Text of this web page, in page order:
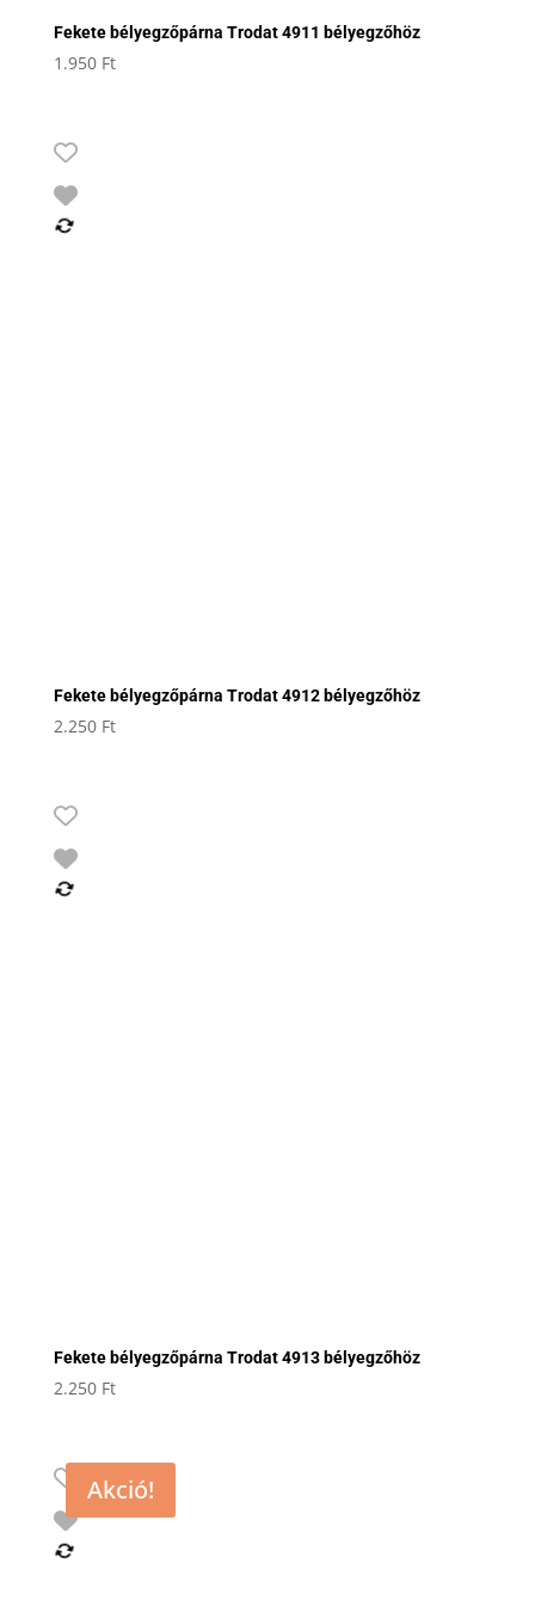
Fekete bélyegzőpárna Trodat 4911 bélyegzőhöz
1.950 Ft
Fekete bélyegzőpárna Trodat 4912 bélyegzőhöz
2.250 Ft
Fekete bélyegzőpárna Trodat 4913 bélyegzőhöz
2.250 Ft
Akció!